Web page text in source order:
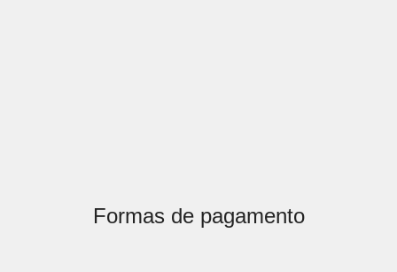
Formas de pagamento